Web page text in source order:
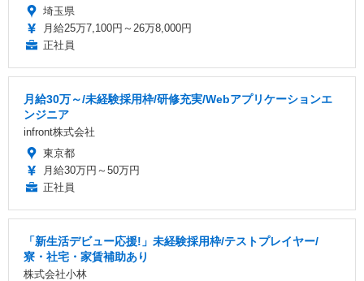
埼玉県
月給25万7,100円～26万8,000円
正社員
月給30万～/未経験採用枠/研修充実/Webアプリケーションエ
ンジニア
infront株式会社
東京都
月給30万円～50万円
正社員
「新生活デビュー応援!」未経験採用枠/テストプレイヤー/
寮・社宅・家賃補助あり
株式会社小林